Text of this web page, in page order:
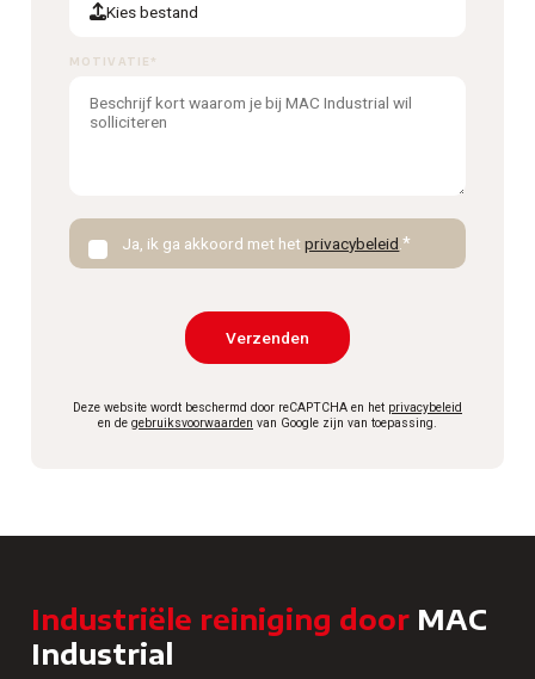
Kies bestand
MOTIVATIE *
Ja, ik ga akkoord met hetprivacybeleid .*
Verzenden
Deze website wordt beschermd door reCAPTCHA en het privacybeleid
en de gebruiksvoorwaarden van Google zijn van toepassing.
Industriële reiniging doorMAC
Industrial